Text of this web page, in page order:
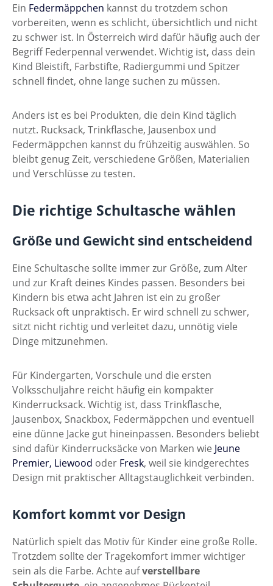
Ein Federmäppchen kannst du trotzdem schon
vorbereiten, wenn es schlicht, übersichtlich und nicht
zu schwer ist. In Österreich wird dafür häufig auch der
Begriff Federpennal verwendet. Wichtig ist, dass dein
Kind Bleistift, Farbstifte, Radiergummi und Spitzer
schnell findet, ohne lange suchen zu müssen.
Anders ist es bei Produkten, die dein Kind täglich
nutzt. Rucksack, Trinkflasche, Jausenbox und
Federmäppchen kannst du frühzeitig auswählen. So
bleibt genug Zeit, verschiedene Größen, Materialien
und Verschlüsse zu testen.
Die richtige Schultasche wählen
Größe und Gewicht sind entscheidend
Eine Schultasche sollte immer zur Größe, zum Alter
und zur Kraft deines Kindes passen. Besonders bei
Kindern bis etwa acht Jahren ist ein zu großer
Rucksack oft unpraktisch. Er wird schnell zu schwer,
sitzt nicht richtig und verleitet dazu, unnötig viele
Dinge mitzunehmen.
Für Kindergarten, Vorschule und die ersten
Volksschuljahre reicht häufig ein kompakter
Kinderrucksack. Wichtig ist, dass Trinkflasche,
Jausenbox, Snackbox, Federmäppchen und eventuell
eine dünne Jacke gut hineinpassen. Besonders beliebt
sind dafür Kinderrucksäcke von Marken wie Jeune
Premier, Liewood oder Fresk, weil sie kindgerechtes
Design mit praktischer Alltagstauglichkeit verbinden.
Komfort kommt vor Design
Natürlich spielt das Motiv für Kinder eine große Rolle.
Trotzdem sollte der Tragekomfort immer wichtiger
sein als die Farbe. Achte aufverstellbare